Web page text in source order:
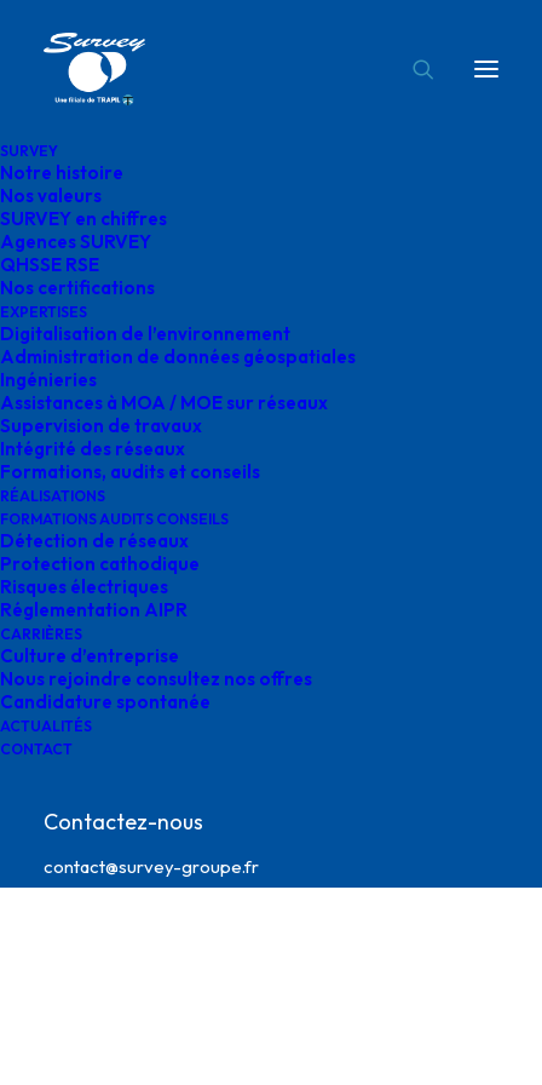
SURVEY
Notre histoire
Nos valeurs
SURVEY en chiffres
Agences SURVEY
QHSSE RSE
Nos certifications
EXPERTISES
Digitalisation de l’environnement
Administration de données géospatiales
Ingénieries
Assistances à MOA / MOE sur réseaux
Supervision de travaux
Intégrité des réseaux
Formations, audits et conseils
RÉALISATIONS
FORMATIONS AUDITS CONSEILS
Détection de réseaux
Protection cathodique
Risques électriques
Réglementation AIPR
CARRIÈRES
Culture d’entreprise
Nous rejoindre consultez nos offres
Candidature spontanée
ACTUALITÉS
CONTACT
Contactez-nous
contact@survey-groupe.fr
Accueil
survey ronchin